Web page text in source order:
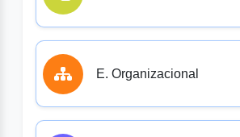
E. Organizacional